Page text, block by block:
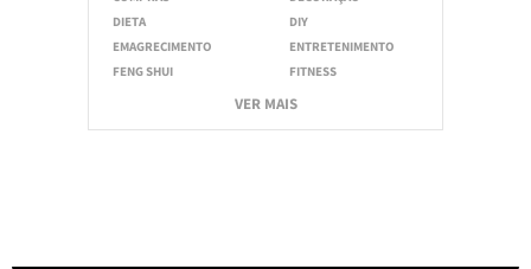
DIETA
DIY
EMAGRECIMENTO
ENTRETENIMENTO
FENG SHUI
FITNESS
VER MAIS